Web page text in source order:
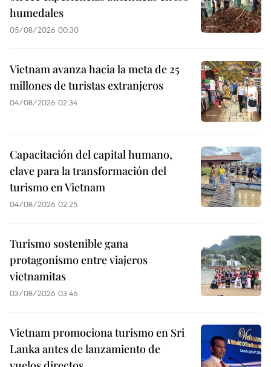
humedales
05/08/2026 00:30
Vietnam avanza hacia la meta de 25
millones de turistas extranjeros
04/08/2026 02:34
Capacitación del capital humano,
clave para la transformación del
turismo en Vietnam
04/08/2026 02:25
Turismo sostenible gana
protagonismo entre viajeros
vietnamitas
03/08/2026 03:46
Vietnam promociona turismo en Sri
Lanka antes de lanzamiento de